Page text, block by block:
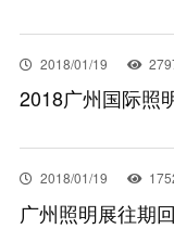
2018/01/19
2018广州国际照
2018/01/19
广州照明展往期